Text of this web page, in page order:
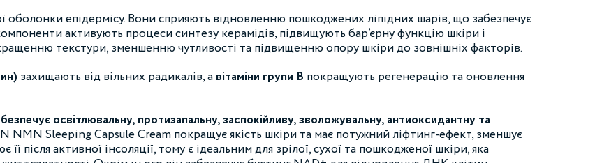
оболонки епідермісу. Вони сприяють відновленню пошкоджених ліпідних шарів, що забезпечує
активують процеси синтезу керамідів, підвищують бар’єрну функцію шкіри і
текстури, зменшенню чутливості та підвищенню опору шкіри до зовнішніх факторів.
захищають від вільних радикалів, а вітаміни групи В покращують регенерацію та оновлення
освітлювальну, протизапальну, заспокійливу, зволожувальну, антиоксидантну та
Sleeping Capsule Cream покращує якість шкіри та має потужний ліфтинг-ефект, зменшує
після активної інсоляції, тому є ідеальним для зрілої, сухої та пошкодженої шкіри, яка